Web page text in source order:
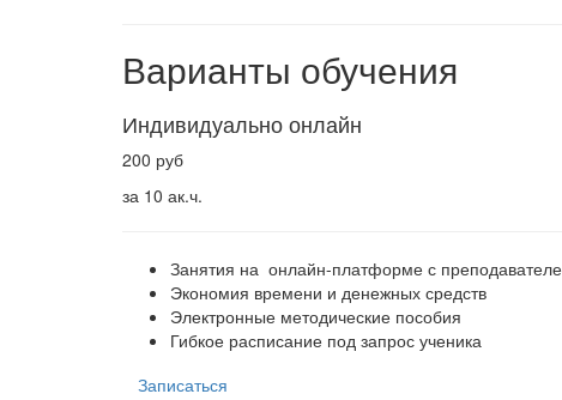
Варианты обучения
Индивидуально онлайн
200 руб
за 10 ак.ч.
Занятия на онлайн-платформе с
Экономия времени и денежных средств
Электронные методические пособия
Гибкое расписание под запрос ученика
Записаться